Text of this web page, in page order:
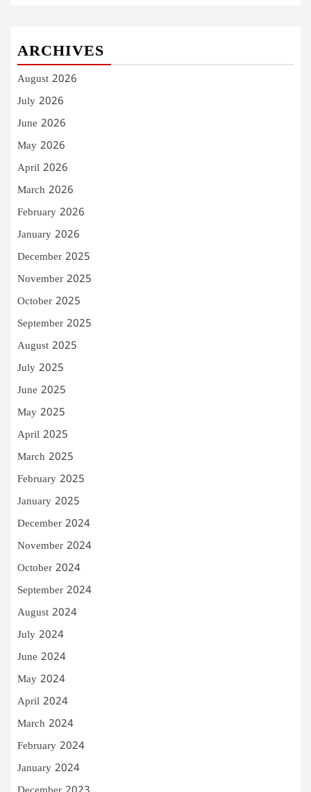
ARCHIVES
August 2026
July 2026
June 2026
May 2026
April 2026
March 2026
February 2026
January 2026
December 2025
November 2025
October 2025
September 2025
August 2025
July 2025
June 2025
May 2025
April 2025
March 2025
February 2025
January 2025
December 2024
November 2024
October 2024
September 2024
August 2024
July 2024
June 2024
May 2024
April 2024
March 2024
February 2024
January 2024